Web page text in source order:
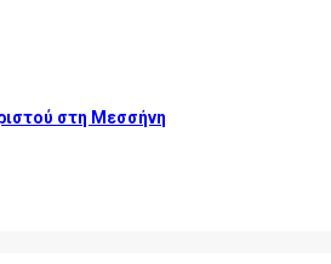
στη Μεσσήνη